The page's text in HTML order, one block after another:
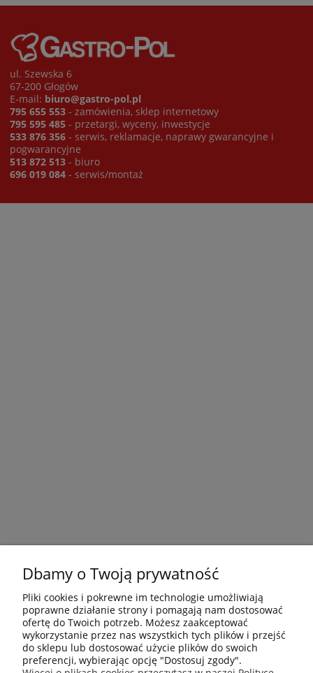
ul. Szewska 6
67-200 Głogów
E-mail: biuro@gastro-pol.pl
795 655 553 - zamówienia, sklep internetowy
795 595 485 - przetargi, wyceny, inwestycje
533 876 356 - serwis, reklamacje, naprawy gwarancyjne i
pogwarancyjne
513 872 513 - biuro
696 019 084 - serwis/montaż
Płatności i dostawa
Dbamy o Twoją prywatność
Pliki cookies i pokrewne im technologie umożliwiają
poprawne działanie strony i pomagają nam dostosować
ofertę do Twoich potrzeb. Możesz zaakceptować
wykorzystanie przez nas wszystkich tych plików i przejść
do sklepu lub dostosować użycie plików do swoich
preferencji, wybierając opcję "Dostosuj zgody".